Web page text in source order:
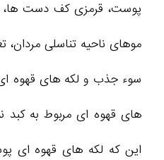
پوست، قرمزی کف دست ها،
موهای ناحیه تناسلی مردان،
سوء جذب و لکه های قهوه
های قهوه ای مربوط به کبد
این که لکه های قهوه ای